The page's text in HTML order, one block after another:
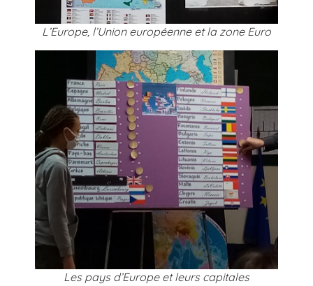
L’Europe, l’Union européenne et la zone Euro
Les pays d’Europe et leurs capitales